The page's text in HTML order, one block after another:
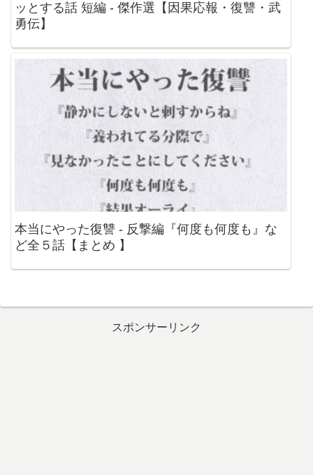
ッとする話 短編 - 傑作選【因果応報・復讐・武
勇伝】
本当にやった復讐 - 反撃編『何度も何度も』な
ど全５話【まとめ 】
スポンサーリンク